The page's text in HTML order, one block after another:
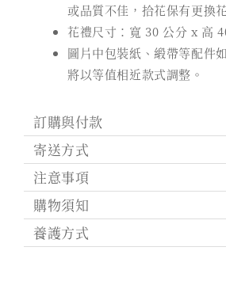
或品質不佳，拾花保有更換
花禮尺寸：寬 30 公分 x 高
圖片中包裝紙、緞帶等配件
將以等值相近款式調整。
訂購與付款
寄送方式
注意事項
購物須知
養護方式